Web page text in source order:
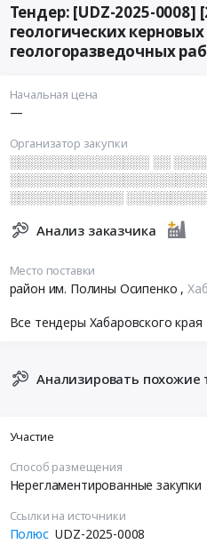
Тендер: [UDZ-2025-
геологических
геологоразведочных
Начальная цена
—
Организатор закупки
░░░░░░░░░░░░░░░░ ░░
░░░░░░░░░░░░░
Анализ заказчика
Место поставки
район им. Полины Осипенко ,
Все тендеры Хабаровского края
Анализировать похожие
Участие
Способ размещения
Нерегламентированные закупки
Ссылки на источники
Полюс UDZ-2025-0008